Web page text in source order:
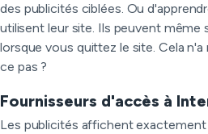
des publicités ciblées. Ou
utilisent leur site. Ils peuvent même
lorsque vous quittez le site. Cela
ce pas ?
Fournisseurs d'accès à
Les publicités affichent